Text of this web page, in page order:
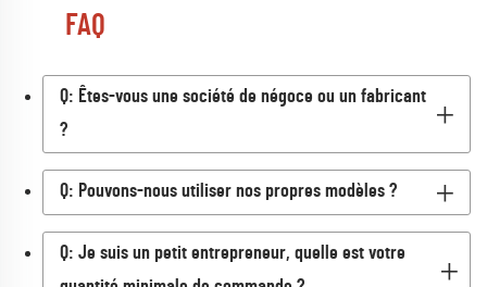
FAQ
Q: Êtes-vous une société de négoce ou un fabricant
?
Q: Pouvons-nous utiliser nos propres modèles ?
Q: Je suis un petit entrepreneur, quelle est votre